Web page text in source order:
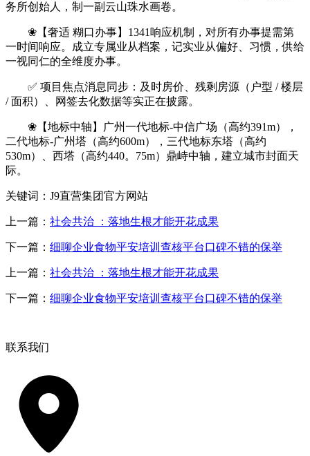
务所创始人，制一副云山珠水画卷。
❀【奢适 糊口办事】1341响应机制，对所有办事提需第
一时间响应。成立专属业从档案，记实业从偏好、习惯，供给
一视同仁的全维度办事。
✅ 项目焦点消息同步：及时房价、残剩房源（户型 / 楼层
/ 面积）、网签去化数据等实正在披露。
❀【地标中轴】广州一代地标-中信广场（高约391m），
二代地标-广州塔（高约600m），三代地标东塔（高约
530m）、西塔（高约440。75m）鼎峙中轴，建立城市封面天
际。
关键词：J9直营集团官方网站
上一篇： 社会共治 ：落地生根才能开花成果
下一篇： 细聊企业食物平安培训查核平台口碑不错的保举
上一篇： 社会共治 ：落地生根才能开花成果
下一篇： 细聊企业食物平安培训查核平台口碑不错的保举
联系我们